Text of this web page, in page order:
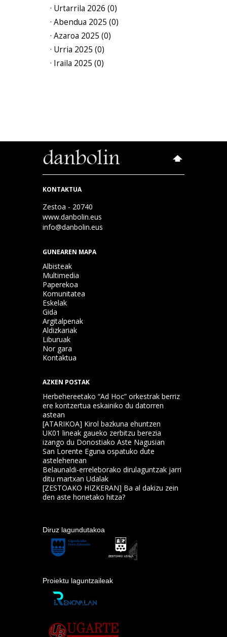
· Urtarrila 2026 (0)
· Abendua 2025 (0)
· Azaroa 2025 (0)
· Urria 2025 (0)
· Iraila 2025 (0)
KONTAKTUA
Zestoa - 20740
www.danbolin.eus
info@danbolin.eus
GUNEAREN MAPA
Albisteak
Multimedia
Paperekoa
Komunitatea
Eskelak
Gida
Argitalpenak
Aldizkariak
Liburuak
Nor gara
Kontaktua
AZKEN POSTAK
Herbehereetako “Ad Hoc” orkestrak berriz
ere kontzertua eskainiko du datorren
astean
[ATARIKOA] Kirol bazkuna ehuntzen
UK01 lineak gaueko zerbitzu berezia
izango du Donostiako Aste Nagusian
San Lorente Eguna ospatuko dute
astelehenean
Belaunaldi-erreleborako dirulaguntzak jarri
ditu martxan Udalak
[ZESTOAKO HIZKERAN] Ba al dakizu zein
den aste honetako hitza?
Diruz lagundutakoa
Proiektu laguntzaileak